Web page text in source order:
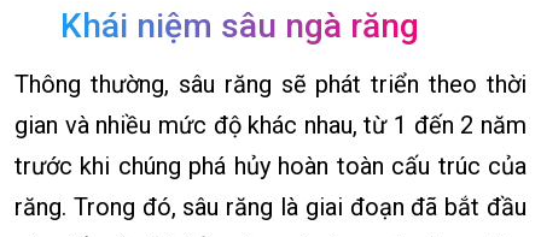
Khái niệm sâu ngà răng
Thông thường, sâu răng sẽ phát triển theo thời
gian và nhiều mức độ khác nhau, từ 1 đến 2 năm
trước khi chúng phá hủy hoàn toàn cấu trúc của
răng. Trong đó, sâu răng là giai đoạn đã bắt đầu